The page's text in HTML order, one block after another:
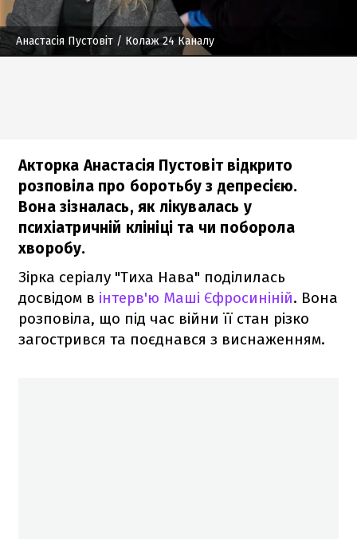
Анастасія Пустовіт / Колаж 24 Каналу
Акторка Анастасія Пустовіт відкрито
розповіла про боротьбу з депресією.
Вона зізналась, як лікувалась у
психіатричній клініці та чи поборола
хворобу.
Зірка серіалу "Тиха Нава" поділилась
досвідом в інтерв'ю Маші Єфросиніній. Вона
розповіла, що під час війни її стан різко
загострився та поєднався з виснаженням.